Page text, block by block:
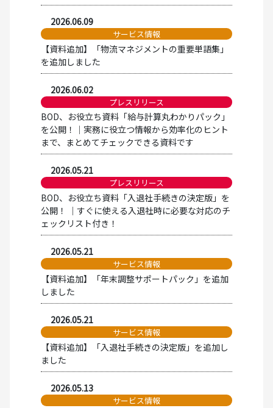
2026.06.09
サービス情報
【資料追加】「物流マネジメントの重要単語集」
を追加しました
2026.06.02
プレスリリース
BOD、お役立ち資料「給与計算丸わかりパック」
を公開！│実務に役立つ情報から効率化のヒント
まで、まとめてチェックできる資料です
2026.05.21
プレスリリース
BOD、お役立ち資料「入退社手続きの決定版」を
公開！ │すぐに使える入退社時に必要な対応のチ
ェックリスト付き！
2026.05.21
サービス情報
【資料追加】「年末調整サポートパック」を追加
しました
2026.05.21
サービス情報
【資料追加】「入退社手続きの決定版」を追加し
ました
2026.05.13
サービス情報